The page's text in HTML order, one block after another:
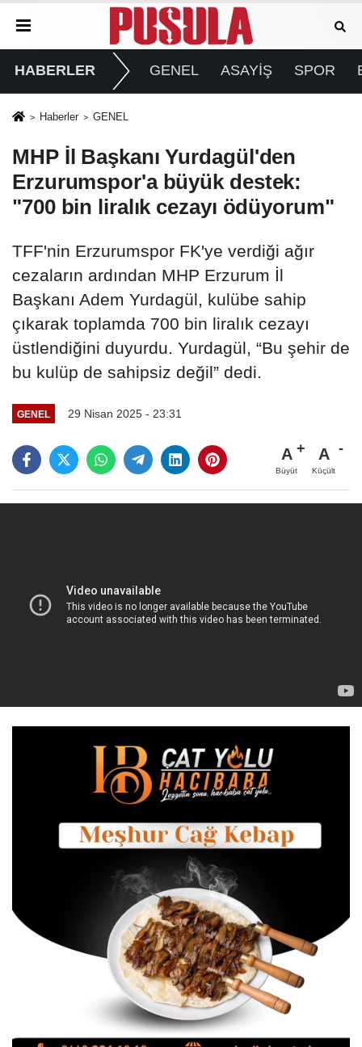
HABERLER GENEL ASAYİŞ SPOR
Haberler GENEL
MHP İl Başkanı Yurdagül'den
Erzurumspor'a büyük destek:
"700 bin liralık cezayı ödüyorum"
TFF'nin Erzurumspor FK'ye verdiği ağır
cezaların ardından MHP Erzurum İl
Başkanı Adem Yurdagül, kulübe sahip
çıkarak toplamda 700 bin liralık cezayı
üstlendiğini duyurdu. Yurdagül, “Bu şehir de
bu kulüp de sahipsiz değil” dedi.
GENEL 29 Nisan 2025 - 23:31
A
Büyüt
A
Küçült